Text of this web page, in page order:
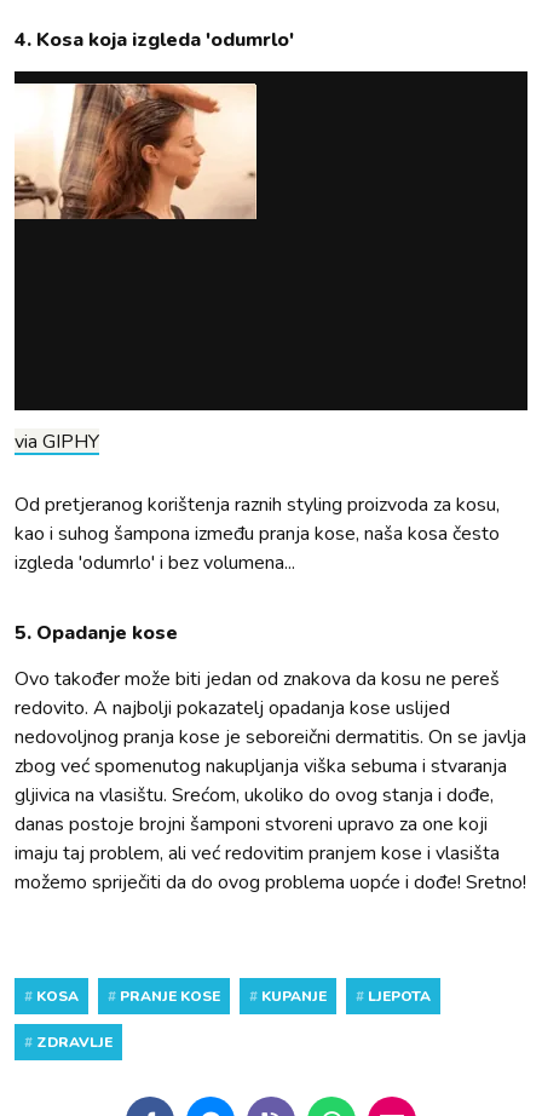
4. Kosa koja izgleda 'odumrlo'
via GIPHY
Od pretjeranog korištenja raznih styling proizvoda za kosu,
kao i suhog šampona između pranja kose, naša kosa često
izgleda 'odumrlo' i bez volumena...
5. Opadanje kose
Ovo također može biti jedan od znakova da kosu ne pereš
redovito. A najbolji pokazatelj opadanja kose uslijed
nedovoljnog pranja kose je seboreični dermatitis. On se javlja
zbog već spomenutog nakupljanja viška sebuma i stvaranja
gljivica na vlasištu. Srećom, ukoliko do ovog stanja i dođe,
danas postoje brojni šamponi stvoreni upravo za one koji
imaju taj problem, ali već redovitim pranjem kose i vlasišta
možemo spriječiti da do ovog problema uopće i dođe! Sretno!
# KOSA # PRANJE KOSE # KUPANJE # LJEPOTA
# ZDRAVLJE